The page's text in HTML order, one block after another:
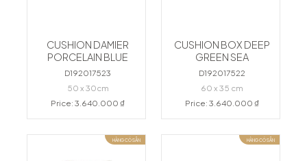
CUSHION DAMIER
PORCELAIN BLUE
D192017523
50 x 30cm
Price: 3.640.000 ₫
CUSHION BOX DEEP
GREEN SEA
D192017522
60 x 35 cm
Price: 3.640.000 ₫
HÀNG CÓ SẴN HÀNG CÓ SẴN